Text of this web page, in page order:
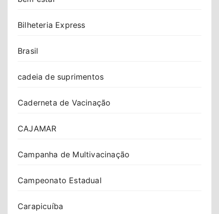
Bilheteria Express
Brasil
cadeia de suprimentos
Caderneta de Vacinação
CAJAMAR
Campanha de Multivacinação
Campeonato Estadual
Carapicuíba